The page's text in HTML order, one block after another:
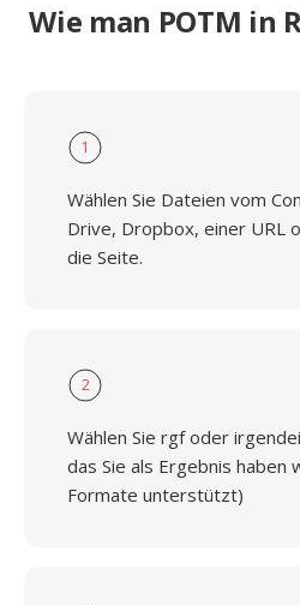
Wie man POTM in
1
Wählen Sie Dateien vom
Drive, Dropbox, einer URL
die Seite.
2
Wählen Sie rgf oder
das Sie als Ergebnis haben
Formate unterstützt)